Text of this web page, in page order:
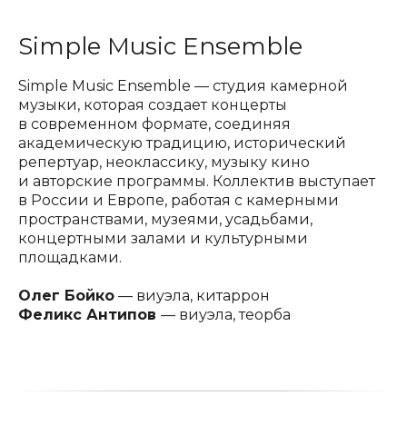
Simple Music Ensemble
Simple Music Ensemble — студия камерной
музыки, которая создает концерты
в современном формате, соединяя
академическую традицию, исторический
репертуар, неоклассику, музыку кино
и авторские программы. Коллектив выступает
в России и Европе, работая с камерными
пространствами, музеями, усадьбами,
концертными залами и культурными
площадками.
Олег Бойко — виуэла, китаррон
Феликс Антипов — виуэла, теорба
ИНН 9728152703
КПП772801001
НАВИГАЦИЯ:
ООО «Глобал Ивент Солюшнс»
ПО ВОПРОСАМ СОТРУДНИЧЕСТВА:
+7-905-780-49-70
ПОЧТА:
events@art2palace.ru